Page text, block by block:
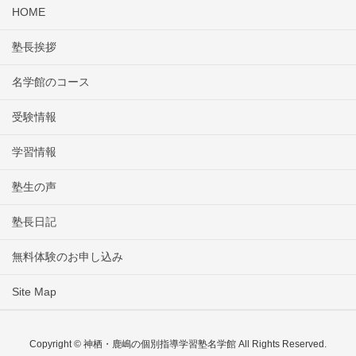
HOME
塾長挨拶
名学館のコース
受験情報
学習情報
塾生の声
塾長日記
無料体験のお申し込み
Site Map
Copyright © 神栖・鹿嶋の個別指導学習塾名学館 All Rights Reserved.